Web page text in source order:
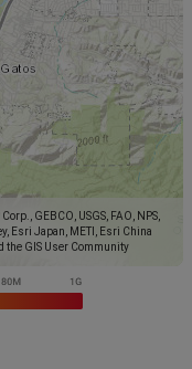
GEBCO, USGS, FAO, NPS,
Esri Japan, METI, Esri China
the GIS User Community